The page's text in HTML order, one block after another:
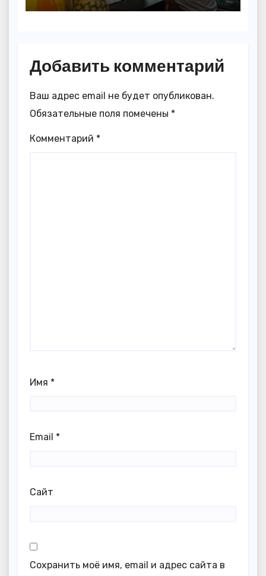
Добавить комментарий
Ваш адрес email не будет опубликован.
Обязательные поля помечены *
Комментарий *
Имя *
Email *
Сайт
Сохранить моё имя, email и адрес сайта в